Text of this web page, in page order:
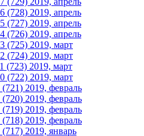
(728) 2019, апрель
(727) 2019, апрель
(726) 2019, апрель
(725) 2019, март
(724) 2019, март
(723) 2019, март
(722) 2019, март
2019, февраль
2019, февраль
2019, февраль
2019, февраль
2019, январь